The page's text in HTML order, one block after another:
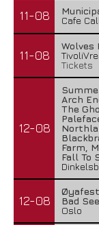
11-08
Cafe
11-08
Wolves
Tickets
12-08
Arch
The
Farm,
Fall To
12-08
Bad
Oslo